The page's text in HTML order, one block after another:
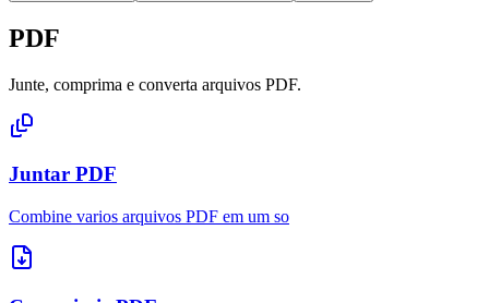
PDF
Junte, comprima e converta arquivos PDF.
Juntar PDF
Combine varios arquivos PDF em um so